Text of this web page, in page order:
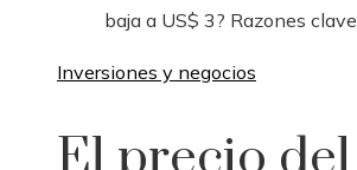
baja a US$ 3? Razones clave
Inversiones y negocios